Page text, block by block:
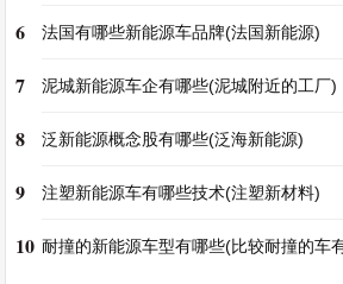
6 法国有哪些新能源车品牌(法国新能源)
7 泥城新能源车企有哪些(泥城附近的工厂)
8 泛新能源概念股有哪些(泛海新能源)
9 注塑新能源车有哪些技术(注塑新材料)
10 耐撞的新能源车型有哪些(比较耐撞的车